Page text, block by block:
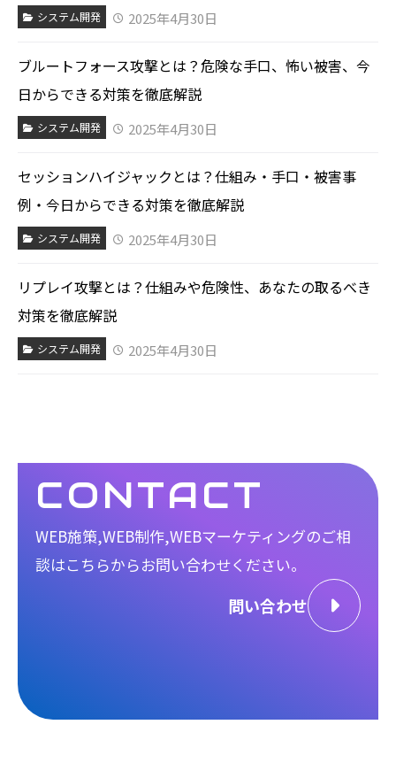
システム開発 2025年4月30日
ブルートフォース攻撃とは？危険な手口、怖い被害、今
日からできる対策を徹底解説
システム開発 2025年4月30日
セッションハイジャックとは？仕組み・手口・被害事
例・今日からできる対策を徹底解説
システム開発 2025年4月30日
リプレイ攻撃とは？仕組みや危険性、あなたの取るべき
対策を徹底解説
システム開発 2025年4月30日
CONTACT
WEB施策,WEB制作,WEBマーケティングのご相
談はこちらからお問い合わせください。
問い合わせ